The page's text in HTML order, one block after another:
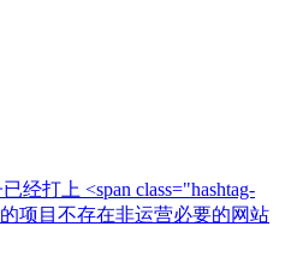
打上 <span class="hashtag-
项目不存在非运营必要的网站